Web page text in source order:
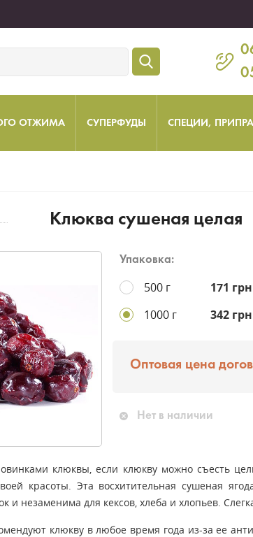
ОТЖИМА СУПЕРФУДЫ СПЕЦИИ,
Клюква сушеная целая
Упаковка:
500 г
171 грн
1000 г
342 грн
Оптовая цена
Нет в наличии
клюквы, если клюкву можно съесть
красоты. Эта восхитительная сушеная
и незаменима для кексов, хлеба и хлопьев.
клюкву в любое время года из-за ее